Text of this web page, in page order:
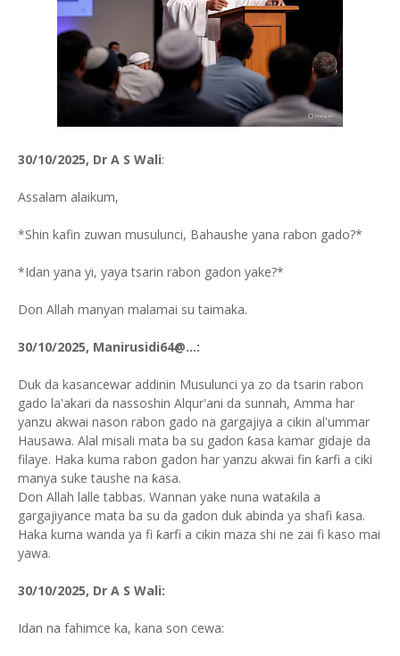
30/10/2025, Dr A S Wali:
Assalam alaikum,
*Shin kafin zuwan musulunci, Bahaushe yana rabon gado?*
*Idan yana yi, yaya tsarin rabon gadon yake?*
Don Allah manyan malamai su taimaka.
30/10/2025, Manirusidi64@...:
Duk da kasancewar addinin Musulunci ya zo da tsarin rabon
gado la'akari da nassoshin Alqur'ani da sunnah, Amma har
yanzu akwai nason rabon gado na gargajiya a cikin al'ummar
Hausawa. Alal misali mata ba su gadon ƙasa kamar gidaje da
filaye. Haka kuma rabon gadon har yanzu akwai fin ƙarfi a ciki
manya suke taushe na ƙasa.
Don Allah lalle tabbas. Wannan yake nuna wataƙila a
gargajiyance mata ba su da gadon duk abinda ya shafi ƙasa.
Haka kuma wanda ya fi ƙarfi a cikin maza shi ne zai fi kaso mai
yawa.
30/10/2025, Dr A S Wali:
Idan na fahimce ka, kana son cewa: